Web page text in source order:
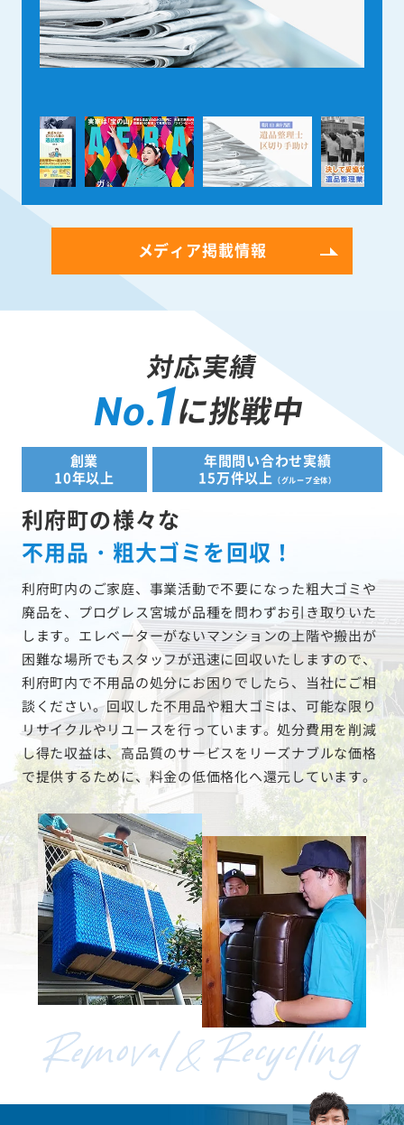
メディア掲載情報
対応実績
No.1に挑戦中
創業
10年以上
年間問い合わせ実績
15万件以上
（グループ全体）
利府町の様々な
不用品・粗大ゴミを回収！
利府町内のご家庭、事業活動で不要になった粗大ゴミや
廃品を、プログレス宮城が品種を問わずお引き取りいた
します。エレベーターがないマンションの上階や搬出が
困難な場所でもスタッフが迅速に回収いたしますので、
利府町内で不用品の処分にお困りでしたら、当社にご相
談ください。回収した不用品や粗大ゴミは、可能な限り
リサイクルやリユースを行っています。処分費用を削減
し得た収益は、高品質のサービスをリーズナブルな価格
で提供するために、料金の低価格化へ還元しています。